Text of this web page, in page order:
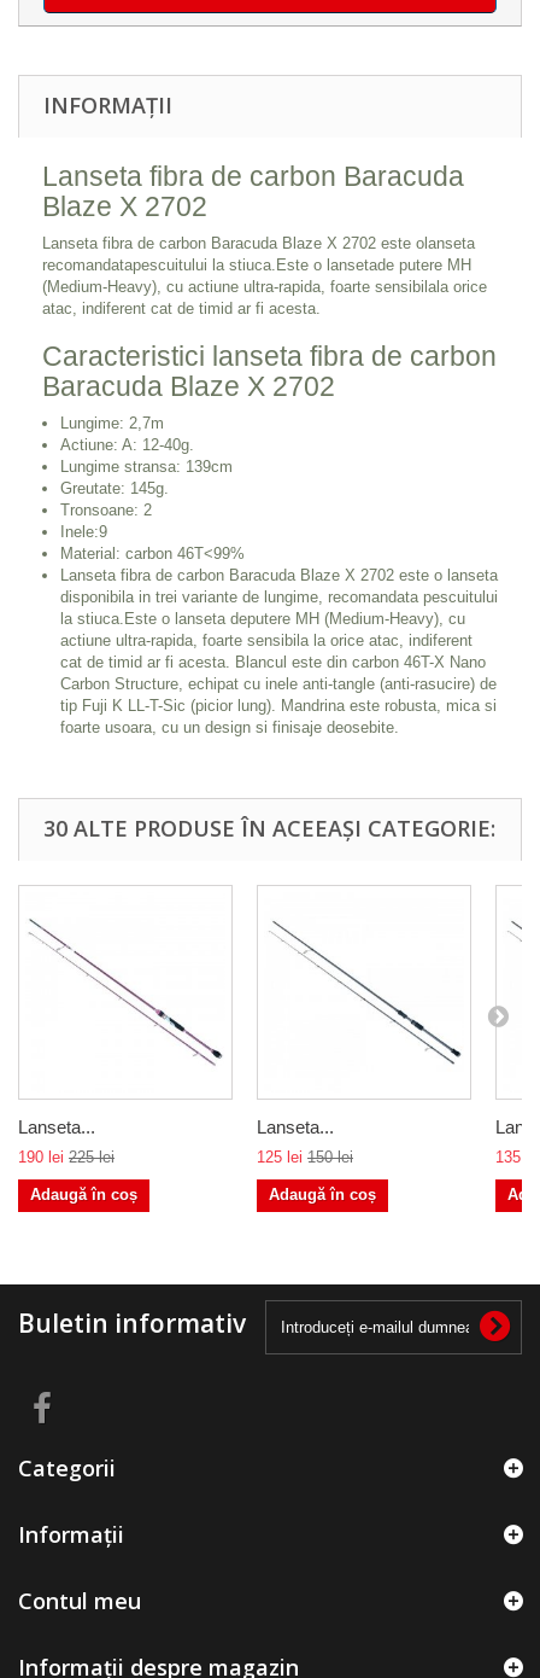
INFORMAȚII
Lanseta fibra de carbon Baracuda
Blaze X 2702
Lanseta fibra de carbon Baracuda Blaze X 2702 este olanseta
recomandatapescuitului la stiuca.Este o lansetade putere MH
(Medium-Heavy), cu actiune ultra-rapida, foarte sensibilala orice
atac, indiferent cat de timid ar fi acesta.
Caracteristici lanseta fibra de carbon
Baracuda Blaze X 2702
Lungime: 2,7m
Actiune: A: 12-40g.
Lungime stransa: 139cm
Greutate: 145g.
Tronsoane: 2
Inele:9
Material: carbon 46T<99%
Lanseta fibra de carbon Baracuda Blaze X 2702 este o lanseta
disponibila in trei variante de lungime, recomandata pescuitului
la stiuca.Este o lanseta deputere MH (Medium-Heavy), cu
actiune ultra-rapida, foarte sensibila la orice atac, indiferent
cat de timid ar fi acesta. Blancul este din carbon 46T-X Nano
Carbon Structure, echipat cu inele anti-tangle (anti-rasucire) de
tip Fuji K LL-T-Sic (picior lung). Mandrina este robusta, mica si
foarte usoara, cu un design si finisaje deosebite.
30 ALTE PRODUSE ÎN ACEEAȘI CATEGORIE:
Lanseta...
190 lei 225 lei
Adaugă în coș
Lanseta...
125 lei 150 lei
Adaugă în coș
135 lei
Buletin informativ
Categorii
Informații
Contul meu
Informații despre magazin